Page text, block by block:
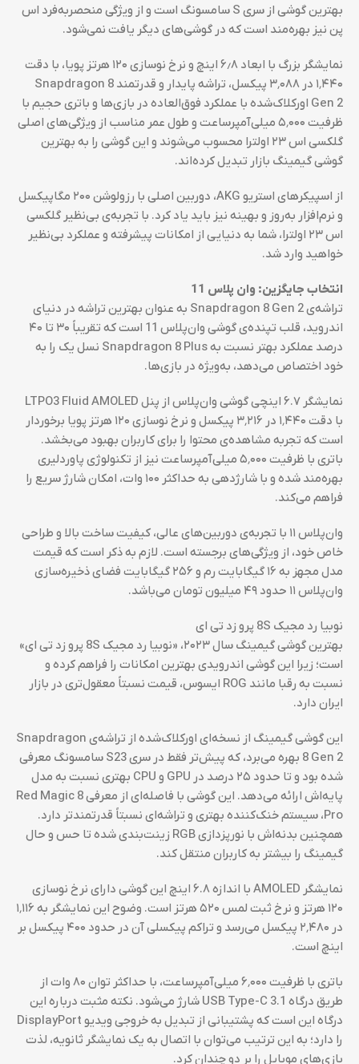
بهترین گوشی از سری S سامسونگ است و از ویژگی منحصربه‌فرد اس
پن نیز بهره‌مند است که در گوشی‌های دیگر یافت نمی‌شود.
نمایشگر بزرگ با ابعاد ۶٫۸ اینچ و نرخ نوسازی ۱۲۰ هرتز پویا، با دقت
۱٬۴۴۰ در ۳٬۰۸۸ پیکسل، تراشه پایدار و قدرتمند Snapdragon 8
Gen 2 اورکلاک‌شده با عملکرد فوق‌العاده در بازی‌ها و باتری حجیم با
ظرفیت ۵٬۰۰۰ میلی‌آمپرساعت و طول عمر مناسب از ویژگی‌های اصلی
گلکسی اس ۲۳ اولترا محسوب می‌شوند و این گوشی را به بهترین
گوشی گیمینگ بازار تبدیل کرده‌اند.
از اسپیکرهای استریو AKG، دوربین اصلی با رزولوشن ۲۰۰ مگاپیکسل
و نرم‌افزار به‌روز و بهینه نیز باید یاد کرد. با تجربه‌ی بی‌نظیر گلکسی
اس ۲۳ اولترا، شما به دنیایی از امکانات پیشرفته و عملکرد بی‌نظیر
خواهید وارد شد.
انتخاب جایگزین: وان پلاس 11
تراشه‌ی Snapdragon 8 Gen 2 به عنوان بهترین تراشه در دنیای
اندروید، قلب تپنده‌ی گوشی وان‌پلاس 11 است که تقریباً ۳۰ تا ۴۰
درصد عملکرد بهتر نسبت به Snapdragon 8 Plus نسل یک را به
خود اختصاص می‌دهد، به‌ویژه در بازی‌ها.
نمایشگر ۶.۷ اینچی گوشی وان‌پلاس از پنل LTPO3 Fluid AMOLED
با دقت ۱٬۴۴۰ در ۳٬۲۱۶ پیکسل و نرخ نوسازی ۱۲۰ هرتز پویا برخوردار
است که تجربه مشاهده‌ی محتوا را برای کاربران بهبود می‌بخشد.
باتری با ظرفیت ۵٬۰۰۰ میلی‌آمپرساعت نیز از تکنولوژی پاوردلیری
بهره‌مند شده و با شارژدهی به حداکثر ۱۰۰ وات، امکان شارژ سریع را
فراهم می‌کند.
وان‌پلاس ۱۱ با تجربه‌ی دوربین‌های عالی، کیفیت ساخت بالا و طراحی
خاص خود، از ویژگی‌های برجسته است. لازم به ذکر است که قیمت
مدل مجهز به ۱۶ گیگابایت رم و ۲۵۶ گیگابایت فضای ذخیره‌سازی
وان‌پلاس ۱۱ حدود ۴۹ میلیون تومان می‌باشد.
نوبیا رد مجیک 8S پرو زد تی ای
بهترین گوشی گیمینگ سال ۲۰۲۳، «نوبیا رد مجیک 8S پرو زد تی ای»
است؛ زیرا این گوشی اندرویدی بهترین امکانات را فراهم کرده و
نسبت به رقبا مانند ROG ایسوس، قیمت نسبتاً معقول‌تری در بازار
ایران دارد.
این گوشی گیمینگ از نسخه‌ای اورکلاک‌شده از تراشه‌ی Snapdragon
8 Gen 2 بهره می‌برد، که پیش‌تر فقط در سری S23 سامسونگ معرفی
شده بود و تا حدود ۲۵ درصد در GPU و CPU بهتری نسبت به مدل
پایه‌اش ارائه می‌دهد. این گوشی با فاصله‌ای از معرفی Red Magic 8
Pro، سیستم خنک‌کننده بهتری و تراشه‌ای نسبتاً قدرتمندتر دارد.
همچنین بدنه‌اش با نورپزدازی RGB زینت‌بندی شده تا حس و حال
گیمینگ را بیشتر به کاربران منتقل کند.
نمایشگر AMOLED با اندازه ۶.۸ اینچ این گوشی دارای نرخ نوسازی
۱۲۰ هرتز و نرخ ثبت لمس ۵۲۰ هرتز است. وضوح این نمایشگر به ۱٬۱۱۶
در ۲٬۴۸۰ پیکسل می‌رسد و تراکم پیکسلی آن در حدود ۴۰۰ پیکسل بر
اینچ است.
باتری با ظرفیت ۶٬۰۰۰ میلی‌آمپرساعت، با حداکثر توان ۸۰ وات از
طریق درگاه USB Type-C 3.1 شارژ می‌شود. نکته مثبت درباره این
درگاه این است که پشتیبانی از تبدیل به خروجی ویدیو DisplayPort
را دارد؛ به این ترتیب می‌توان با اتصال به یک نمایشگر ثانویه، لذت
بازی‌های موبایل را بر دو چندان کرد.